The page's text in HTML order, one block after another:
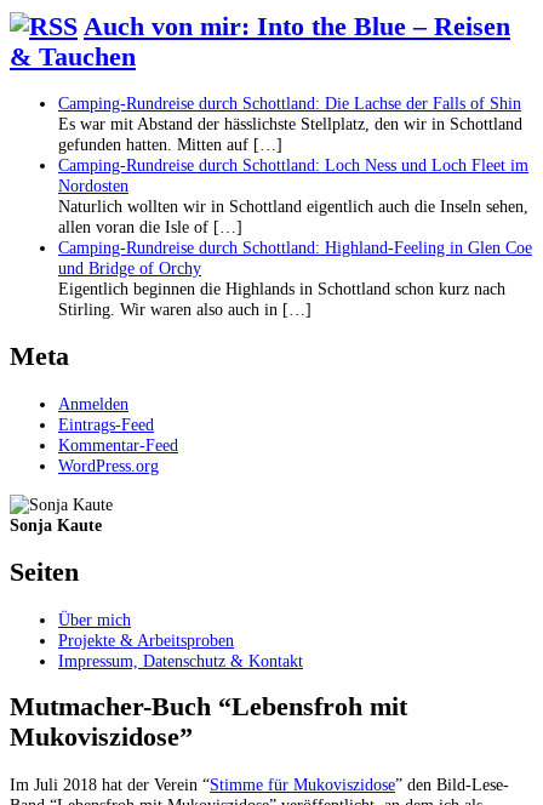
Auch von mir: Into the Blue – Reisen
& Tauchen
Camping-Rundreise durch Schottland: Die Lachse der Falls of Shin
Es war mit Abstand der hässlichste Stellplatz, den wir in Schottland
gefunden hatten. Mitten auf […]
Camping-Rundreise durch Schottland: Loch Ness und Loch Fleet im
Nordosten
Naturlich wollten wir in Schottland eigentlich auch die Inseln sehen,
allen voran die Isle of […]
Camping-Rundreise durch Schottland: Highland-Feeling in Glen Coe
und Bridge of Orchy
Eigentlich beginnen die Highlands in Schottland schon kurz nach
Stirling. Wir waren also auch in […]
Meta
Anmelden
Eintrags-Feed
Kommentar-Feed
WordPress.org
Sonja Kaute
Seiten
Über mich
Projekte & Arbeitsproben
Impressum, Datenschutz & Kontakt
Mutmacher-Buch “Lebensfroh mit
Mukoviszidose”
Im Juli 2018 hat der Verein “Stimme für Mukoviszidose” den Bild-Lese-